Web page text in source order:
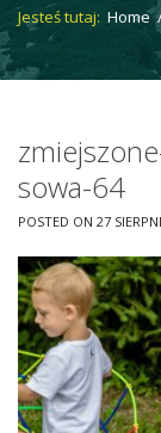
Jesteś tutaj: Home
sowa-64
POSTED ON 27